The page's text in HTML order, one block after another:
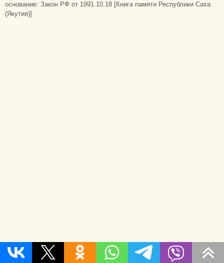
основание: Закон РФ от 1991.10.18 [Книга памяти Республики Саха
(Якутия)]